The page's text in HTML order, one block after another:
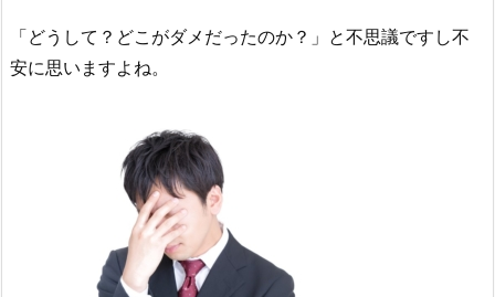
「どうして？どこがダメだったのか？」と不思議ですし不
安に思いますよね。